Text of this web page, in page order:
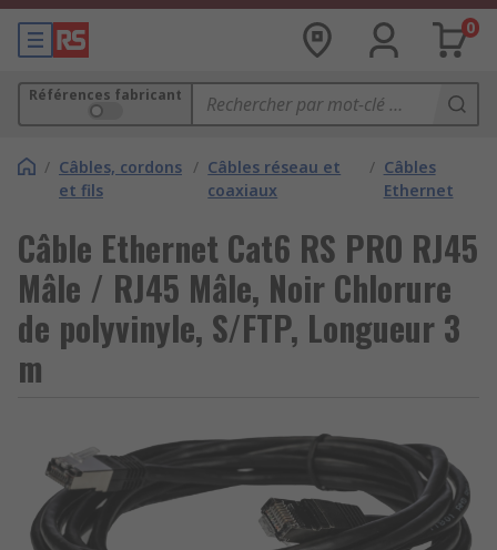
0
Références fabricant
/ Câbles, cordons
et fils
/ Câbles réseau et
coaxiaux
/ Câbles
Ethernet
Câble Ethernet Cat6 RS PRO RJ45
Mâle / RJ45 Mâle, Noir Chlorure
de polyvinyle, S/FTP, Longueur 3
m